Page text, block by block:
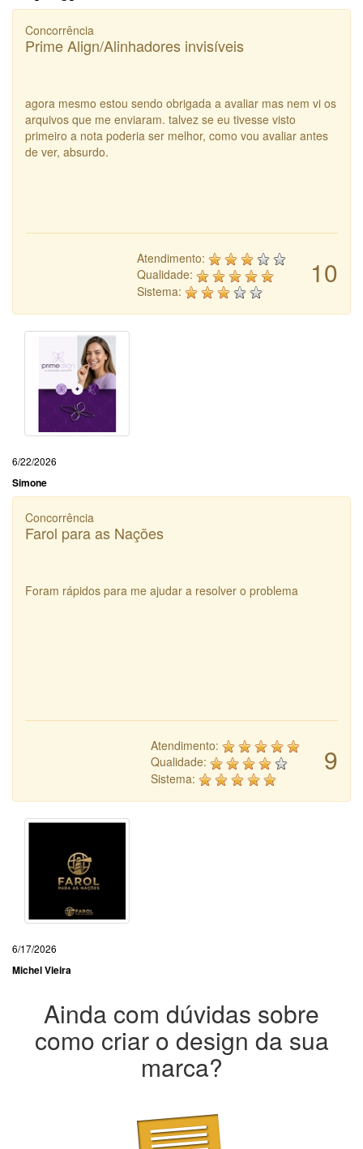
Concorrência
Prime Align/Alinhadores invisíveis
agora mesmo estou sendo obrigada a avaliar mas nem vi os
arquivos que me enviaram. talvez se eu tivesse visto
primeiro a nota poderia ser melhor, como vou avaliar antes
de ver, absurdo.
10
Atendimento:
Qualidade:
Sistema:
6/22/2026
Simone
Concorrência
Farol para as Nações
Foram rápidos para me ajudar a resolver o problema
9
Atendimento:
Qualidade:
Sistema:
6/17/2026
Michel Vieira
Ainda com dúvidas sobre
como criar o design da sua
marca?